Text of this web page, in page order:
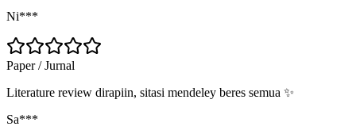
Ni***
Paper / Jurnal
Literature review dirapiin, sitasi mendeley beres semua ✨
Sa***